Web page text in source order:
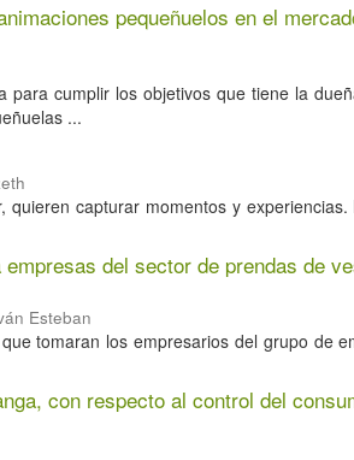
pequeñuelos en el
para cumplir los objetivos que tiene la
...
capturar momentos y
del sector de prendas de
Esteban
tomaran los empresarios del grupo de
con respecto al control del